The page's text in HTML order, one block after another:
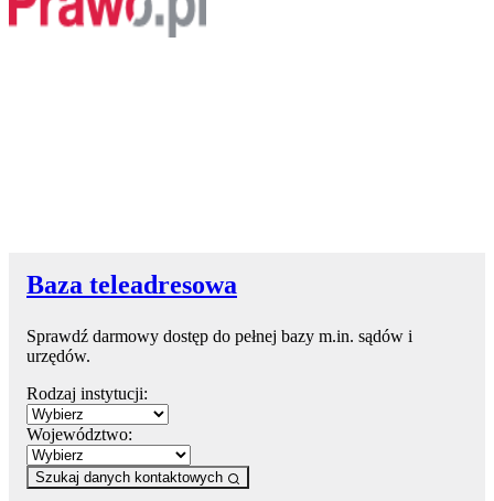
Baza teleadresowa
Sprawdź darmowy dostęp do pełnej bazy m.in. sądów i
urzędów.
Rodzaj instytucji:
Województwo:
Szukaj danych kontaktowych